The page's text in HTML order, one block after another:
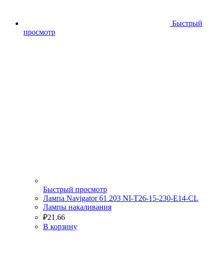
Быстрый
просмотр
Быстрый просмотр
Лампа Navigator 61 203 NI-T26-15-230-E14-CL
Лампы накаливания
₽21.66
В корзину